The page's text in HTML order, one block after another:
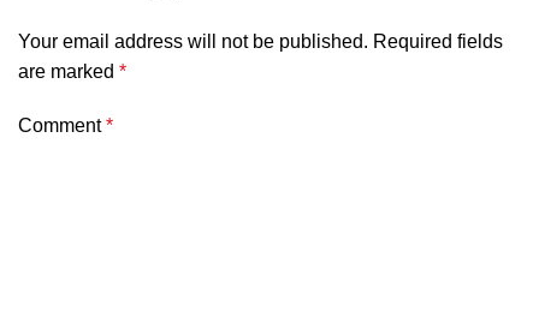
Your email address will not be published. Required fields
are marked *
Comment*